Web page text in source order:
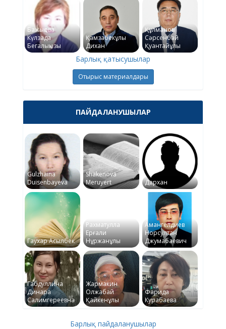
Бажықова
Күлзада
Бегалықызы
Қамзабекұлы
Дихан
Құлманов
Сәрсенбай
Қуантайұлы
Барлық қатысушылар
Отырыс материалдары
ПАЙДАЛАНУШЫЛАР
Gulzhaina
Duisenbayeva
Shakenova
Meruyert
Дархан
Гаухар Асылбек
Рахматулла
Ерғали
Нұржанұлы
Амангелдиев
Норсултан
Джумабаевич
Габдуллина
Динара
Салимгереевна
Жармакин
Олжабай
Қайкенұлы
Фарида
Курабаева
Барлық пайдаланушылар